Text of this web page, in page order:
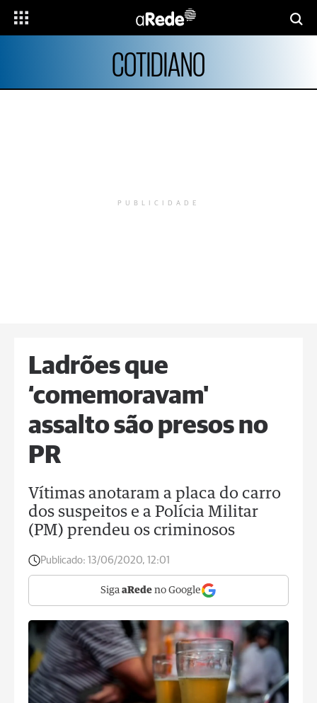
COTIDIANO
PUBLICIDADE
Ladrões que
‘comemoravam'
assalto são presos no
PR
Vítimas anotaram a placa do carro
dos suspeitos e a Polícia Militar
(PM) prendeu os criminosos
Publicado: 13/06/2020, 12:01
Siga aRede no Google